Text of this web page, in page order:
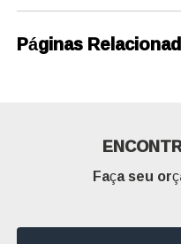
Páginas
Faça seu